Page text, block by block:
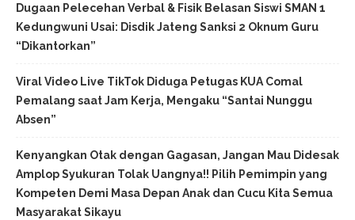
Dugaan Pelecehan Verbal & Fisik Belasan Siswi SMAN 1
Kedungwuni Usai: Disdik Jateng Sanksi 2 Oknum Guru
“Dikantorkan”
Viral Video Live TikTok Diduga Petugas KUA Comal
Pemalang saat Jam Kerja, Mengaku “Santai Nunggu
Absen”
Kenyangkan Otak dengan Gagasan, Jangan Mau Didesak
Amplop Syukuran Tolak Uangnya!! Pilih Pemimpin yang
Kompeten Demi Masa Depan Anak dan Cucu Kita Semua
Masyarakat Sikayu